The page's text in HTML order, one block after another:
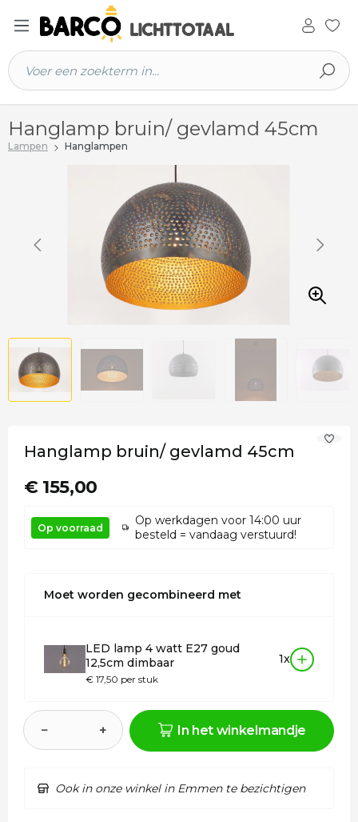
hoofdinhoud
Hanglamp bruin/ gevlamd 45cm
Lampen Hanglampen
Hanglamp bruin/ gevlamd 45cm
€ 155,00
Op voorraad
Op werkdagen voor 14:00 uur
besteld = vandaag verstuurd!
Moet worden gecombineerd met
LED lamp 4 watt E27 goud
12,5cm dimbaar
€ 17,50 per stuk
1x
− + In het winkelmandje
Ook in onze winkel in Emmen te bezichtigen